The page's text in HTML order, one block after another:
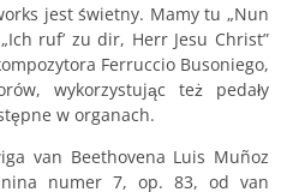
jest świetny. Mamy tu „Nun
ruf’ zu dir, Herr Jesu Christ”
Ferruccio Busoniego,
wykorzystując też pedały
w organach.
van Beethovena Luis Muñoz
numer 7, op. 83, od van